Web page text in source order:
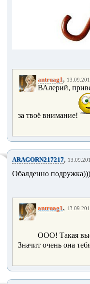
antruag1,
ВАлерий,
за твоё внимание!
ARAGORN217217,
Обалденно
antruag1,
ООО! Такая
Значит очень она